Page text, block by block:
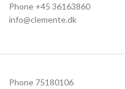
Phone +45 36163860
info@clemente.dk
Phone 75180106